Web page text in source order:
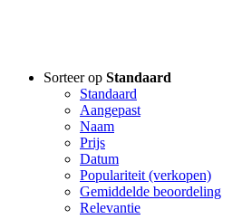
Accessoires
Coco en sebas
GlowXX
Luxuriuous Gift Sets
Must Haves
REF Stockholm
Ref stockholm Box
Sorteer op Standaard
Standaard
Aangepast
Naam
Prijs
Datum
Populariteit (verkopen)
Gemiddelde beoordeling
Relevantie